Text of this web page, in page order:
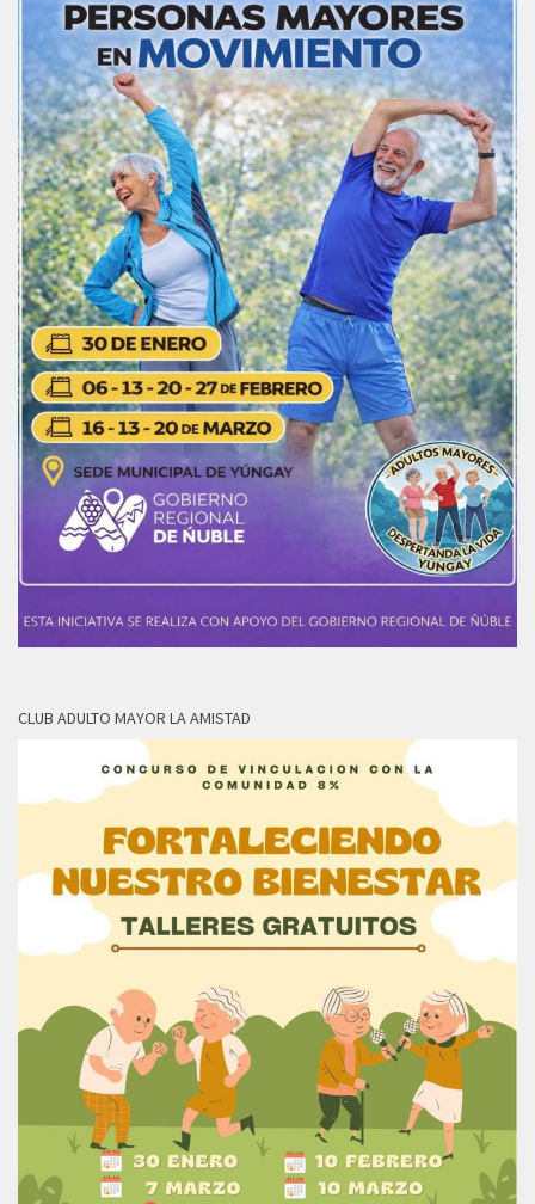
CLUB ADULTO MAYOR LA AMISTAD